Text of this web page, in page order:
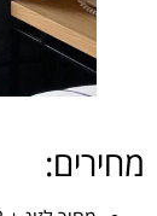
מחירים: